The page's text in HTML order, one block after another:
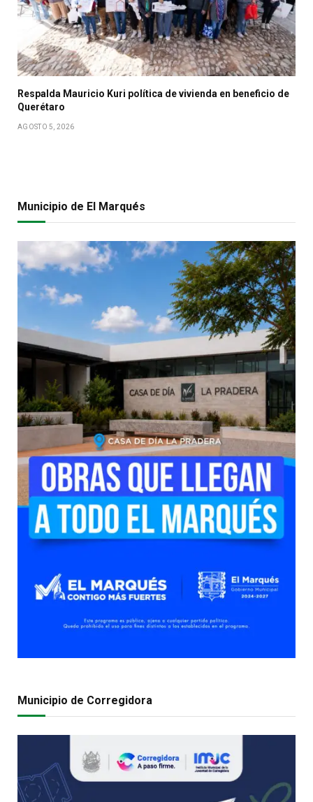
Respalda Mauricio Kuri política de vivienda en beneficio de
Querétaro
AGOSTO 5, 2026
Municipio de El Marqués
Municipio de Corregidora